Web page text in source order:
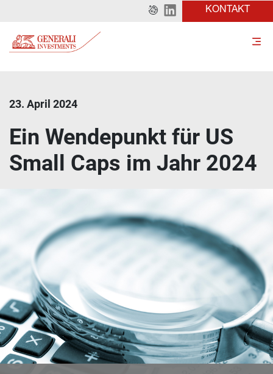
KONTAKT
23. April 2024
Ein Wendepunkt für US
Small Caps im Jahr 2024